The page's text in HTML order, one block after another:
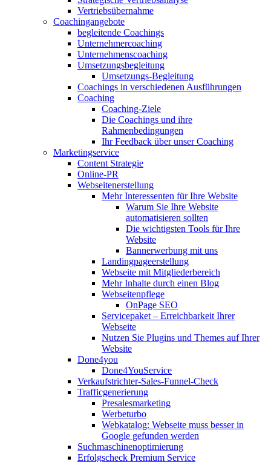
Vertriebsübernahme
Coachingangebote
begleitende Coachings
Unternehmercoaching
Unternehmenscoaching
Umsetzungsbegleitung
Umsetzungs-Begleitung
Coachings in verschiedenen Ausführungen
Coaching
Coaching-Ziele
Die Coachings und ihre
Rahmenbedingungen
Ihr Feedback über unser Coaching
Marketingservice
Content Strategie
Online-PR
Webseitenerstellung
Mehr Interessenten für Ihre Website
Warum Sie Ihre Website
automatisieren sollten
Die wichtigsten Tools für Ihre
Website
Bannerwerbung mit uns
Landingpageerstellung
Webseite mit Mitgliederbereich
Mehr Inhalte durch einen Blog
Webseitenpflege
OnPage SEO
Servicepaket – Erreichbarkeit Ihrer
Webseite
Nutzen Sie Plugins und Themes auf Ihrer
Website
Done4you
Done4YouService
Verkaufstrichter-Sales-Funnel-Check
Trafficgenerierung
Presalesmarketing
Werbeturbo
Webkatalog: Webseite muss besser in
Google gefunden werden
Suchmaschinenoptimierung
Erfolgscheck Premium Service